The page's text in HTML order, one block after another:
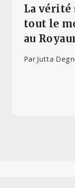
La vérité
tout le
au
Par Jutta